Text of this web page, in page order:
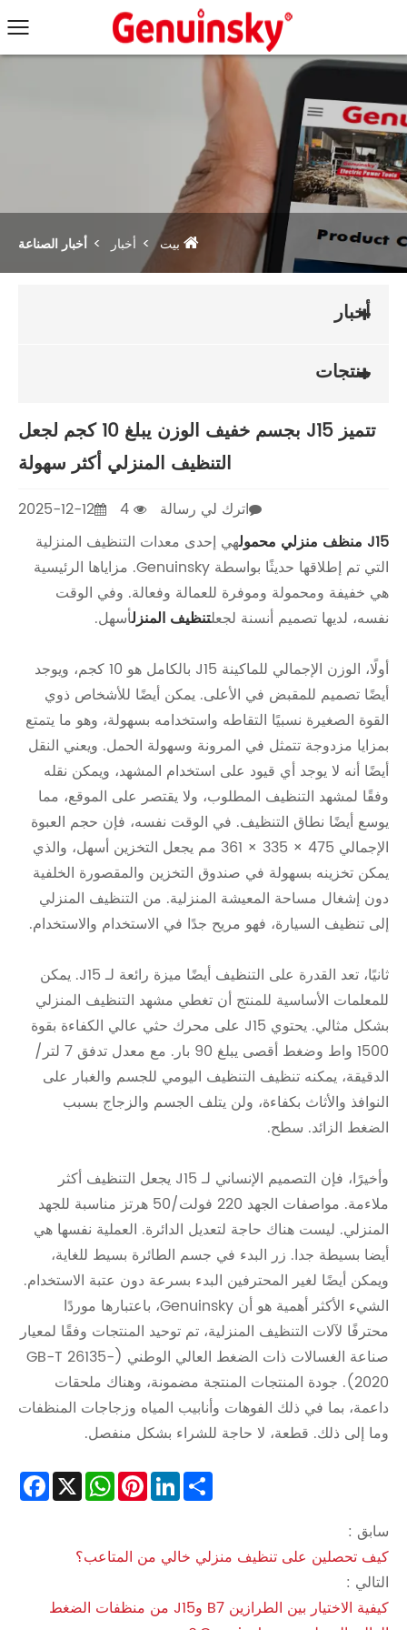
بيت أخبار أخبار الصناعة
أخبار
منتجات
تتميز J15 بجسم خفيف الوزن يبلغ 10 كجم لجعل
التنظيف المنزلي أكثر سهولة
2025-12-12
اترك لي رسالة
J15 منظف منزلي محمول
هي إحدى معدات التنظيف المنزلية
التي تم إطلاقها حديثًا بواسطة Genuinsky. مزاياها الرئيسية
هي خفيفة ومحمولة وموفرة للعمالة وفعالة. وفي الوقت
نفسه، لديها تصميم أنسنة لجعلتنظيف المنزلأسهل.
أولًا، الوزن الإجمالي للماكينة J15 بالكامل هو 10 كجم، ويوجد
أيضًا تصميم للمقبض في الأعلى. يمكن أيضًا للأشخاص ذوي
القوة الصغيرة نسبيًا التقاطه واستخدامه بسهولة، وهو ما يتمتع
بمزايا مزدوجة تتمثل في المرونة وسهولة الحمل. ويعني النقل
أيضًا أنه لا يوجد أي قيود على استخدام المشهد، ويمكن نقله
وفقًا لمشهد التنظيف المطلوب، ولا يقتصر على الموقع، مما
يوسع أيضًا نطاق التنظيف. في الوقت نفسه، فإن حجم العبوة
الإجمالي 475 × 335 × 361 مم يجعل التخزين أسهل، والذي
يمكن تخزينه بسهولة في صندوق التخزين والمقصورة الخلفية
دون إشغال مساحة المعيشة المنزلية. من التنظيف المنزلي
إلى تنظيف السيارة، فهو مريح جدًا في الاستخدام والاستخدام.
ثانيًا، تعد القدرة على التنظيف أيضًا ميزة رائعة لـ J15. يمكن
للمعلمات الأساسية للمنتج أن تغطي مشهد التنظيف المنزلي
بشكل مثالي. يحتوي J15 على محرك حثي عالي الكفاءة بقوة
1500 واط وضغط أقصى يبلغ 90 بار. مع معدل تدفق 7 لتر/
الدقيقة، يمكنه تنظيف التنظيف اليومي للجسم والغبار على
النوافذ والأثاث بكفاءة، ولن يتلف الجسم والزجاج بسبب
الضغط الزائد. سطح.
وأخيرًا، فإن التصميم الإنساني لـ J15 يجعل التنظيف أكثر
ملاءمة. مواصفات الجهد 220 فولت/50 هرتز مناسبة للجهد
المنزلي. ليست هناك حاجة لتعديل الدائرة. العملية نفسها هي
أيضا بسيطة جدا. زر البدء في جسم الطائرة بسيط للغاية،
ويمكن أيضًا لغير المحترفين البدء بسرعة دون عتبة الاستخدام.
الشيء الأكثر أهمية هو أن Genuinsky، باعتبارها موردًا
محترفًا لآلات التنظيف المنزلية، تم توحيد المنتجات وفقًا لمعيار
صناعة الغسالات ذات الضغط العالي الوطني (GB-T 26135-
2020). جودة المنتجات المنتجة مضمونة، وهناك ملحقات
داعمة، بما في ذلك الفوهات وأنابيب المياه وزجاجات المنظفات
وما إلى ذلك. قطعة، لا حاجة للشراء بشكل منفصل.
X
WhatsAppPinterestLinkedInShare
سابق :
كيف تحصلين على تنظيف منزلي خالي من المتاعب؟
التالي :
كيفية الاختيار بين الطرازين B7 وJ15 من منظفات الضغط